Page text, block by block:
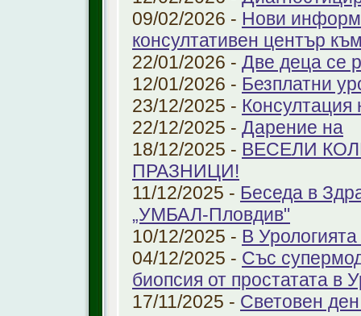
09/02/2026 - Нови
консултативен център
22/01/2026 - Две деца се
12/01/2026 - Безплатни
23/12/2025 - Консултация
22/12/2025 - Дарение на
18/12/2025 - ВЕСЕЛИ
ПРАЗНИЦИ!
11/12/2025 - Беседа в
„УМБАЛ-Пловдив"
10/12/2025 - В
04/12/2025 - Със
биопсия от простатата в
17/11/2025 - Световен